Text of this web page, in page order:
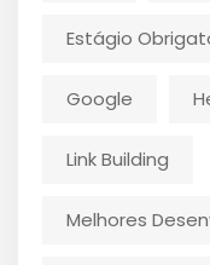
Estágio
Google
Link Building
Melhores